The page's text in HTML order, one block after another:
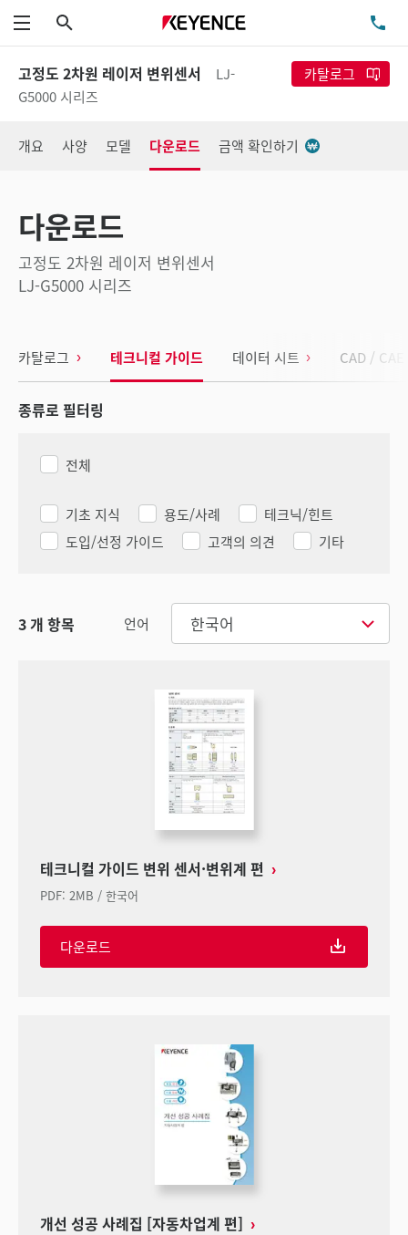
메뉴
고정도 2차원 레이저 변위센서
LJ-
G5000 시리즈
카탈로그
개요 사양 모델 다운로드 금액 확인하기
다운로드
고정도 2차원 레이저 변위센서
LJ-G5000 시리즈
카탈로그 테크니컬 가이드 데이터 시트 CAD / CAE
종류로 필터링
전체
기초 지식 용도/사례
테크닉/힌트
도입/선정 가이드
고객의 의견 기타
언어 한국어
3개 항목
테크니컬 가이드 변위 센서·변위계 편
PDF: 2MB / 한국어
다운로드
개선 성공 사례집 [자동차업계 편]